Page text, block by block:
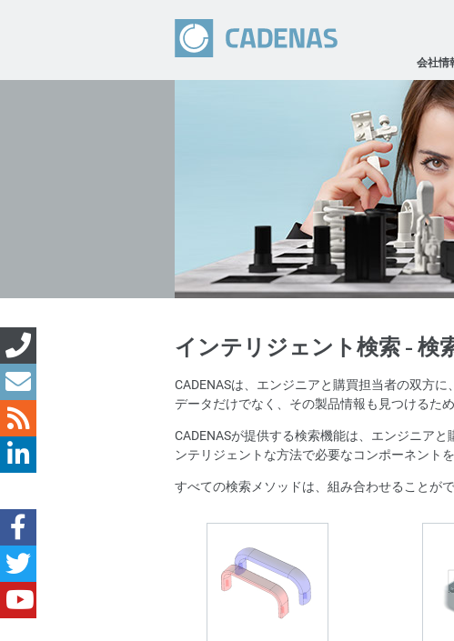
会社情
インテリジェント検索 - 検
CADENASは、エンジニアと購買担当者の双方
データだけでなく、その製品情報も見つけるた
CADENASが提供する検索機能は、エンジニア
ンテリジェントな方法で必要なコンポーネント
すべての検索メソッドは、組み合わせることがで